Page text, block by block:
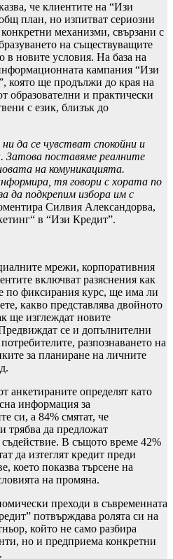
че клиентите на “Изи
план, но изпитват сериозни
механизми, свързани с
на съществуващите
в новите условия. На база на
кампания “Изи
която ще продължи до края на
образователни и практически
с език, близък до
да се чувстват спокойни и
Затова поставяме реалните
на комуникацията.
тя говори с хората по
да подкрепим избора им с
Силвия Александорва,
в “Изи Кредит”.
мрежи, корпоративния
включват разяснения как
по фиксирания курс, ще има ли
какво представлява двойното
ще изглеждат новите
се и допълнителни
разпознаването на
за планиране на личните
анкетираните определят като
информация за
си, а 84% смятат, че
трябва да предложат
В същото време 42%
да изтеглят кредит преди
което показва търсене на
на промяна.
преходи в съвременната
потвърждава ролята си на
който не само разбира
но и предприема конкретни